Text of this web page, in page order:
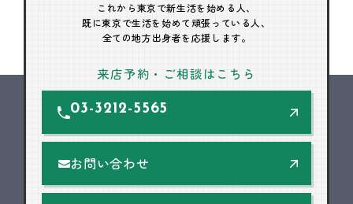
これから東京で新生活を始める人、
既に東京で生活を始めて頑張っている人、
全ての地方出身者を応援します。
来店予約・ご相談はこちら
03-3212-5565
お問い合わせ